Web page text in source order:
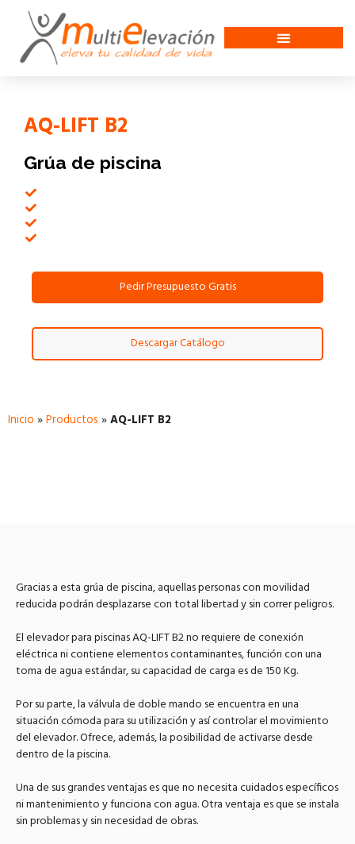
Inicio »Productos »AQ-LIFT B2
AQ-LIFT B2
Grúa de piscina
Pedir Presupuesto Gratis
Descargar Catálogo
Gracias a esta grúa de piscina, aquellas personas con movilidad
reducida podrán desplazarse con total libertad y sin correr peligros.
El elevador para piscinas AQ-LIFT B2 no requiere de conexión
eléctrica ni contiene elementos contaminantes, función con una
toma de agua estándar, su capacidad de carga es de 150 Kg.
Por su parte, la válvula de doble mando se encuentra en una
situación cómoda para su utilización y así controlar el movimiento
del elevador. Ofrece, además, la posibilidad de activarse desde
dentro de la piscina.
Una de sus grandes ventajas es que no necesita cuidados específicos
ni mantenimiento y funciona con agua. Otra ventaja es que se instala
sin problemas y sin necesidad de obras.